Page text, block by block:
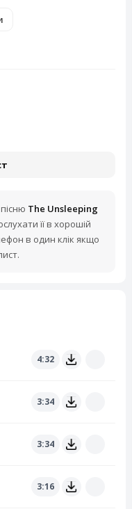
The Unsleeping
її в хорошій
в один клік якщо
4:32
3:34
3:34
3:16